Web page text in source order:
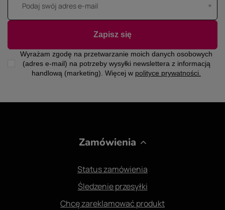
Podaj swój adres e-mail
Wyrażam zgodę na przetwarzanie moich danych osobowych
(adres e-mail) na potrzeby wysyłki newslettera z informacją
handlową (marketing). Więcej w polityce prywatności.
Zapisz się
Zamówienia
Status zamówienia
Śledzenie przesyłki
Chcę zareklamować produkt